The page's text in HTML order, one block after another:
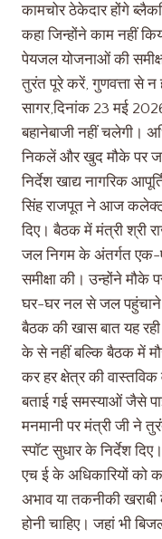
कामचोर ठेकेदार होंगे
कहा जिन्होंने काम नहीं
पेयजल योजनाओं की
तुरंत पूरे करें, गुणवत्ता से न
सागर,दिनांक 23 मई
बहानेबाजी नहीं चलेगी।
निकलें और खुद मौके पर
निर्देश खाद्य नागरिक
सिंह राजपूत ने आज
दिए। बैठक में मंत्री श्री
जल निगम के अंतर्गत एक-
समीक्षा की। उन्होंने मौके
घर-घर नल से जल पहुंचाने
बैठक की खास बात यह
के से नहीं बल्कि बैठक में
कर हर क्षेत्र की वास्तविक
बताई गई समस्याओं जैसे
मनमानी पर मंत्री जी ने
स्पॉट सुधार के निर्देश
एच ई के अधिकारियों को
अभाव या तकनीकी
होनी चाहिए। जहां भी